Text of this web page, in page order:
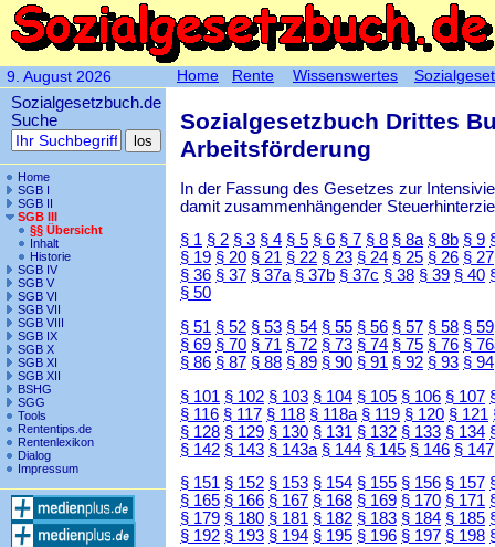
9. August 2026
Sozialgesetzbuch.de
Suche
Home
SGB I
SGB II
SGB III
§§ Übersicht
Inhalt
Historie
SGB IV
SGB V
SGB VI
SGB VII
SGB VIII
SGB IX
SGB X
SGB XI
SGB XII
BSHG
SGG
Tools
Rententips.de
Rentenlexikon
Dialog
Impressum
Sozialgesetzbuch Drittes
Arbeitsförderung
In der Fassung des Gesetzes zur
damit zusammenhängender
§ 1 § 2 § 3 § 4 § 5 § 6 § 7 § 8 § 8a § 8b § 9
§ 19 § 20 § 21 § 22 § 23 § 24 § 25 § 26 § 27
§ 36 § 37 § 37a § 37b § 37c § 38 § 39 § 40
§ 50
§ 51 § 52 § 53 § 54 § 55 § 56 § 57 § 58 § 59
§ 69 § 70 § 71 § 72 § 73 § 74 § 75 § 76 §
§ 86 § 87 § 88 § 89 § 90 § 91 § 92 § 93 § 94
§ 101 § 102 § 103 § 104 § 105 § 106 § 107
§ 116 § 117 § 118 § 118a § 119 § 120 § 121
§ 128 § 129 § 130 § 131 § 132 § 133 § 134
§ 142 § 143 § 143a § 144 § 145 § 146 § 147
§ 151 § 152 § 153 § 154 § 155 § 156 § 157
§ 165 § 166 § 167 § 168 § 169 § 170 § 171
§ 179 § 180 § 181 § 182 § 183 § 184 § 185
§ 192 § 193 § 194 § 195 § 196 § 197 § 198
Home Rente Wissenswertes